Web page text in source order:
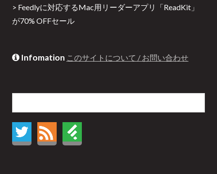
> Feedlyに対応するMac用リーダーアプリ「ReadKit」
が70% OFFセール
Infomation このサイトについて / お問い合わせ